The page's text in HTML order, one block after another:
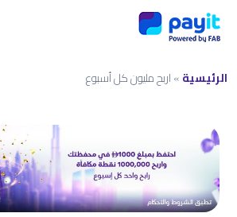
الرئيسية»اربح مليون كل أسبوع